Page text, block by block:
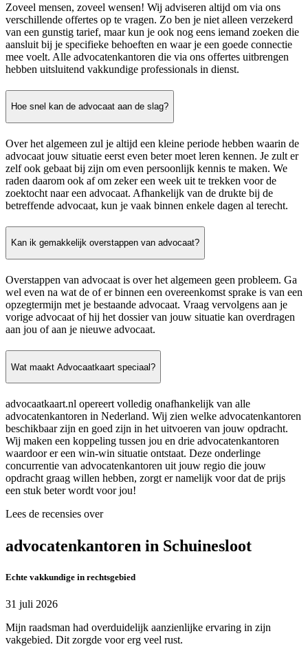
Zoveel mensen, zoveel wensen! Wij adviseren altijd om via ons
verschillende offertes op te vragen. Zo ben je niet alleen verzekerd
van een gunstig tarief, maar kun je ook nog eens iemand zoeken die
aansluit bij je specifieke behoeften en waar je een goede connectie
mee voelt. Alle advocatenkantoren die via ons offertes uitbrengen
hebben uitsluitend vakkundige professionals in dienst.
Hoe snel kan de advocaat aan de slag?
Over het algemeen zul je altijd een kleine periode hebben waarin de
advocaat jouw situatie eerst even beter moet leren kennen. Je zult er
zelf ook gebaat bij zijn om even persoonlijk kennis te maken. We
raden daarom ook af om zeker een week uit te trekken voor de
zoektocht naar een advocaat. Afhankelijk van de drukte bij de
betreffende advocaat, kun je vaak binnen enkele dagen al terecht.
Kan ik gemakkelijk overstappen van advocaat?
Overstappen van advocaat is over het algemeen geen probleem. Ga
wel even na wat de of er binnen een overeenkomst sprake is van een
opzegtermijn met je bestaande advocaat. Vraag vervolgens aan je
vorige advocaat of hij het dossier van jouw situatie kan overdragen
aan jou of aan je nieuwe advocaat.
Wat maakt Advocaatkaart speciaal?
advocaatkaart.nl opereert volledig onafhankelijk van alle
advocatenkantoren in Nederland. Wij zien welke advocatenkantoren
beschikbaar zijn en goed zijn in het uitvoeren van jouw opdracht.
Wij maken een koppeling tussen jou en drie advocatenkantoren
waardoor er een win-win situatie ontstaat. Deze onderlinge
concurrentie van advocatenkantoren uit jouw regio die jouw
opdracht graag willen hebben, zorgt er namelijk voor dat de prijs
een stuk beter wordt voor jou!
Lees de recensies over
advocatenkantoren in Schuinesloot
Echte vakkundige in rechtsgebied
31 juli 2026
Mijn raadsman had overduidelijk aanzienlijke ervaring in zijn
vakgebied. Dit zorgde voor erg veel rust.